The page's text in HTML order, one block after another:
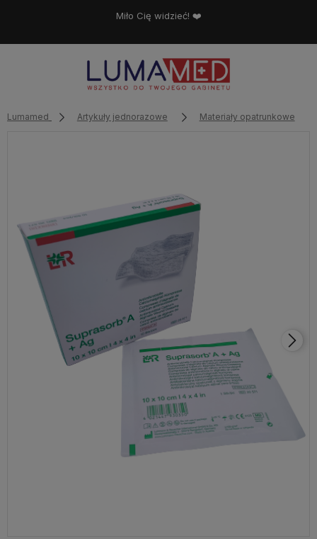
Miło Cię widzieć! ❤️
Lumamed Artykuły jednorazowe Materiały opatrunkowe